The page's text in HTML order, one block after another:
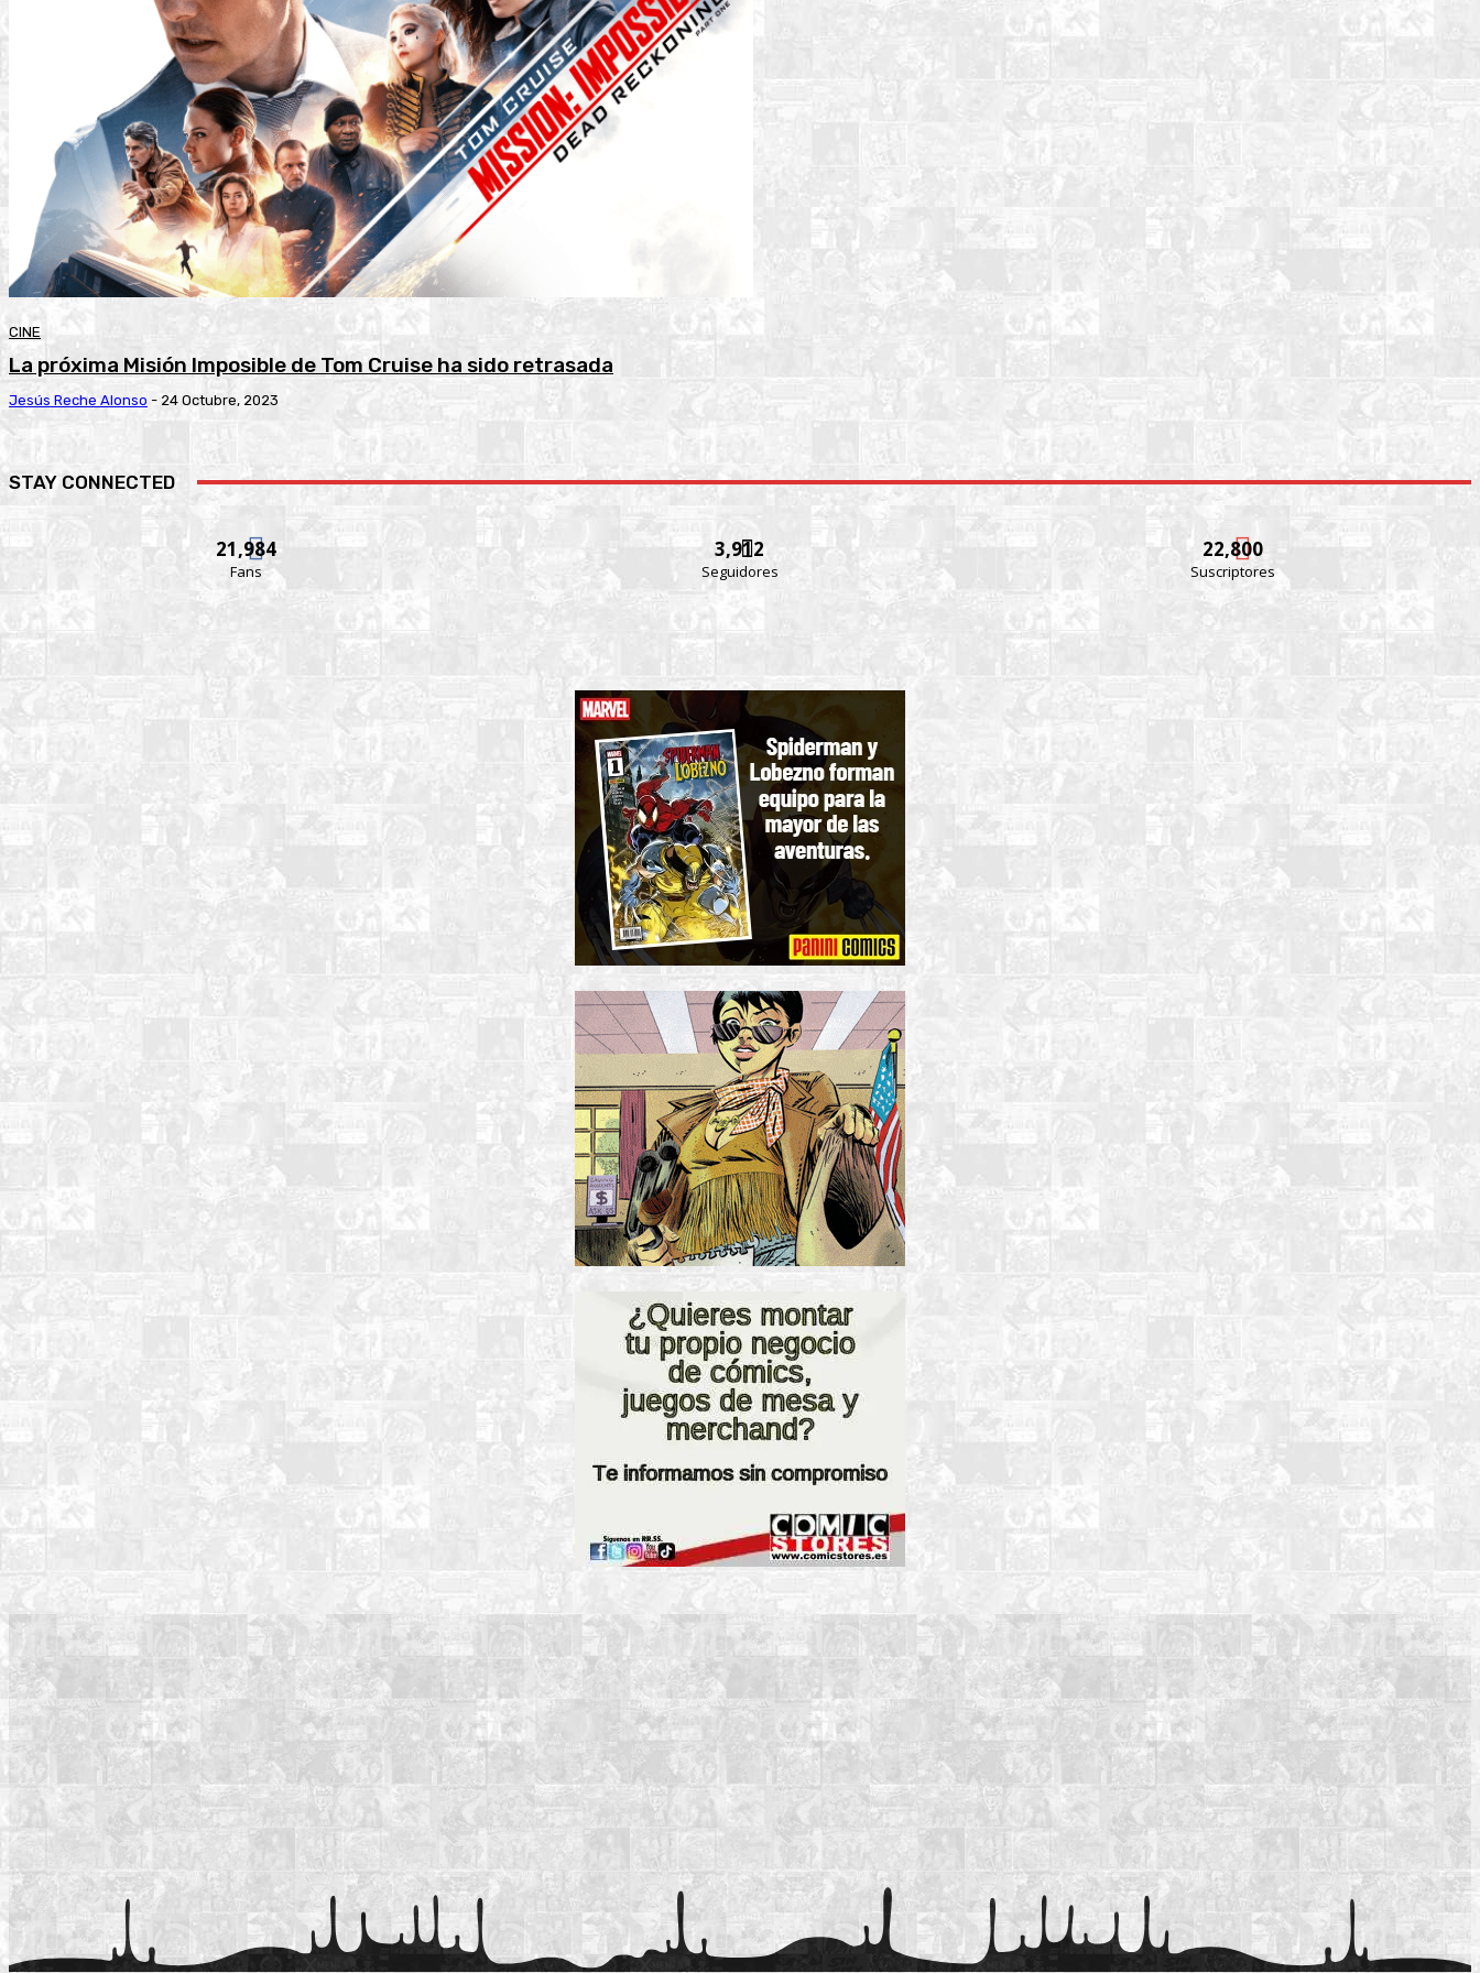
CINE
La próxima Misión Imposible de Tom Cruise ha sido retrasada
Jesús Reche Alonso - 24 Octubre, 2023
STAY CONNECTED
21,984
Fans
3,912
Seguidores
22,800
Suscriptores